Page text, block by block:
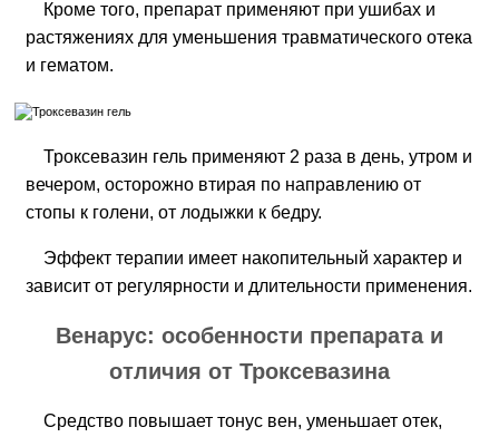
Кроме того, препарат применяют при ушибах и
растяжениях для уменьшения травматического отека
и гематом.
Троксевазин гель применяют 2 раза в день, утром и
вечером, осторожно втирая по направлению от
стопы к голени, от лодыжки к бедру.
Эффект терапии имеет накопительный характер и
зависит от регулярности и длительности применения.
Венарус: особенности препарата и
отличия от Троксевазина
Средство повышает тонус вен, уменьшает отек,